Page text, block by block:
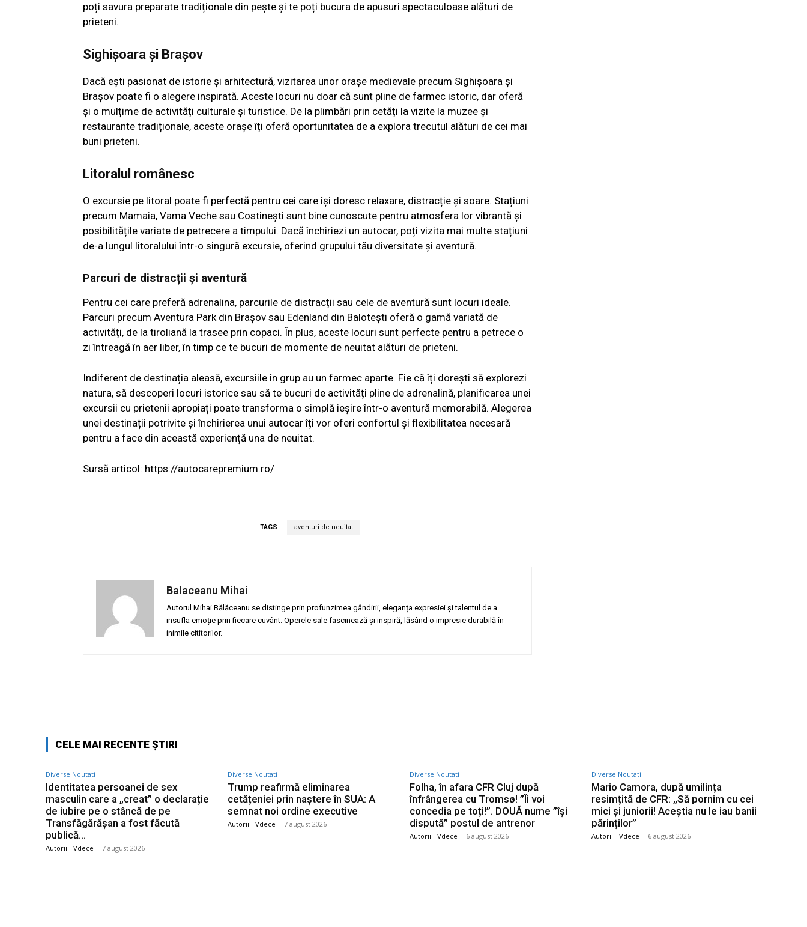
poți savura preparate tradiționale din pește și te poți bucura de apusuri spectaculoase alături de
prieteni.
Sighișoara și Brașov
Dacă ești pasionat de istorie și arhitectură, vizitarea unor orașe medievale precum Sighișoara și
Brașov poate fi o alegere inspirată. Aceste locuri nu doar că sunt pline de farmec istoric, dar oferă
și o mulțime de activități culturale și turistice. De la plimbări prin cetăți la vizite la muzee și
restaurante tradiționale, aceste orașe îți oferă oportunitatea de a explora trecutul alături de cei mai
buni prieteni.
Litoralul românesc
O excursie pe litoral poate fi perfectă pentru cei care își doresc relaxare, distracție și soare. Stațiuni
precum Mamaia, Vama Veche sau Costinești sunt bine cunoscute pentru atmosfera lor vibrantă și
posibilitățile variate de petrecere a timpului. Dacă închiriezi un autocar, poți vizita mai multe stațiuni
de-a lungul litoralului într-o singură excursie, oferind grupului tău diversitate și aventură.
Parcuri de distracții și aventură
Pentru cei care preferă adrenalina, parcurile de distracții sau cele de aventură sunt locuri ideale.
Parcuri precum Aventura Park din Brașov sau Edenland din Balotești oferă o gamă variată de
activități, de la tiroliană la trasee prin copaci. În plus, aceste locuri sunt perfecte pentru a petrece o
zi întreagă în aer liber, în timp ce te bucuri de momente de neuitat alături de prieteni.
Indiferent de destinația aleasă, excursiile în grup au un farmec aparte. Fie că îți dorești să explorezi
natura, să descoperi locuri istorice sau să te bucuri de activități pline de adrenalină, planificarea unei
excursii cu prietenii apropiați poate transforma o simplă ieșire într-o aventură memorabilă. Alegerea
unei destinații potrivite și închirierea unui autocar îți vor oferi confortul și flexibilitatea necesară
pentru a face din această experiență una de neuitat.
Sursă articol: https://autocarepremium.ro/
TAGS aventuri de neuitat
Balaceanu Mihai
Autorul Mihai Bălăceanu se distinge prin profunzimea gândirii, eleganța expresiei și talentul de a
insufla emoție prin fiecare cuvânt. Operele sale fascinează și inspiră, lăsând o impresie durabilă în
inimile cititorilor.
CELE MAI RECENTE ȘTIRI
Diverse Noutati
Identitatea persoanei de sex
masculin care a „creat” o declarație
de iubire pe o stâncă de pe
Transfăgărășan a fost făcută
publică…
Autorii TVdece - 7 august 2026
Diverse Noutati
Trump reafirmă eliminarea
cetățeniei prin naștere în SUA: A
semnat noi ordine executive
Autorii TVdece - 7 august 2026
Diverse Noutati
Folha, în afara CFR Cluj după
înfrângerea cu Tromsø! ”Îi voi
concedia pe toți!”. DOUĂ nume ”își
dispută” postul de antrenor
Autorii TVdece - 6 august 2026
Diverse Noutati
Mario Camora, după umilința
resimțită de CFR: „Să pornim cu cei
mici și juniorii! Aceștia nu le iau banii
părinților”
Autorii TVdece - 6 august 2026